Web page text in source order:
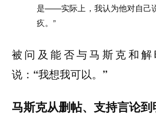
是——实际上，我认为他对自己
疚。”
被问及能否与马斯克和
说：“我想我可以。”
马斯克从删帖、支持言论到